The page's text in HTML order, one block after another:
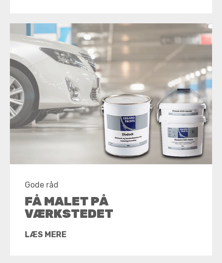
Gode råd
FÅ MALET PÅ
VÆRKSTEDET
LÆS MERE